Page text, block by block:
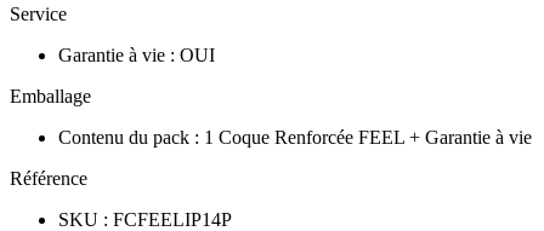
Service
Garantie à vie : OUI
Emballage
Contenu du pack : 1 Coque Renforcée FEEL + Garantie à vie
Référence
SKU : FCFEELIP14P